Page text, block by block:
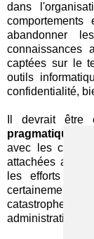
dans
abandonner
connaissances
captées sur le
outils
confidentialité,
Il devrait être
pragmatique
avec les
attachées aux
les efforts
certainement
catastrophes
administrative ne